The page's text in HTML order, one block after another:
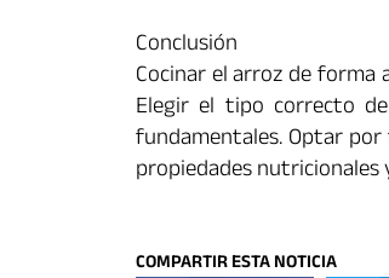
Conclusión
Cocinar el arroz de forma
Elegir el tipo correcto
fundamentales. Optar
propiedades
COMPARTIR ESTA NOTICIA